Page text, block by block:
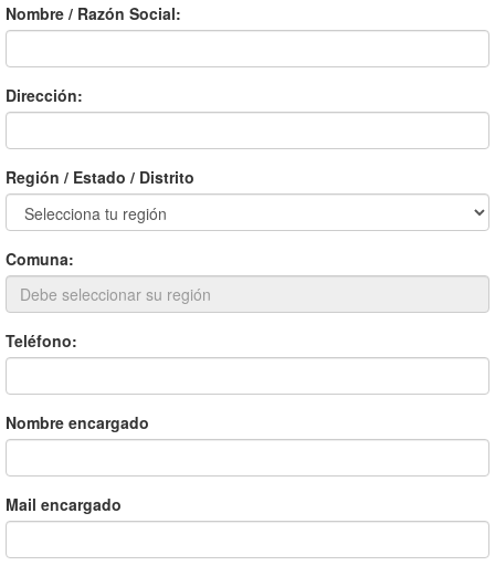
Nombre / Razón Social:
Dirección:
Región / Estado / Distrito
Comuna:
Teléfono:
Nombre encargado
Mail encargado